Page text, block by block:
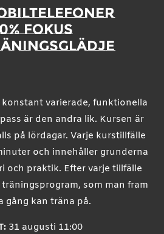
FOKUS
varierade, funktionella
är den andra lik. Kursen är
på lördagar. Varje kurstillfälle
och innehåller grunderna
och praktik. Efter varje tillfälle
som man fram
gång kan träna på.
31 augusti 11:00